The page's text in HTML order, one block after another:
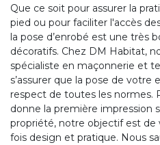
Que ce soit pour assurer la
pied ou pour faciliter l'accès
la pose d’enrobé est une très
décoratifs. Chez DM Habitat,
spécialiste en maçonnerie et
s’assurer que la pose de votre
respect de toutes les normes.
donne la première impression
propriété, notre objectif est de
fois design et pratique. Nous